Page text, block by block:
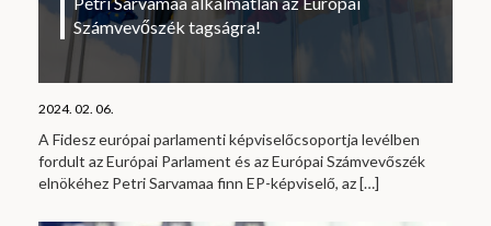
Számvevőszék tagságra!
2024. 02. 06.
A Fidesz európai parlamenti képviselőcsoportja levélben
fordult az Európai Parlament és az Európai Számvevőszék
elnökéhez Petri Sarvamaa finn EP-képviselő, az[…]